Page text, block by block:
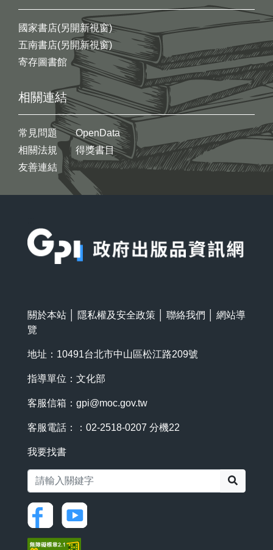
國家書店(另開新視窗)
五南書店(另開新視窗)
寄存圖書館
相關連結
常見問題
相關法規
友善連結
OpenData
得獎書目
關於本站 隱私權及安全政策 聯絡我們
網站導
覽
地址：10491台北市中山區松江路209號
指導單位：文化部
客服信箱： gpi@moc.gov.tw
客服電話：：02-2518-0207 分機22
我要找書